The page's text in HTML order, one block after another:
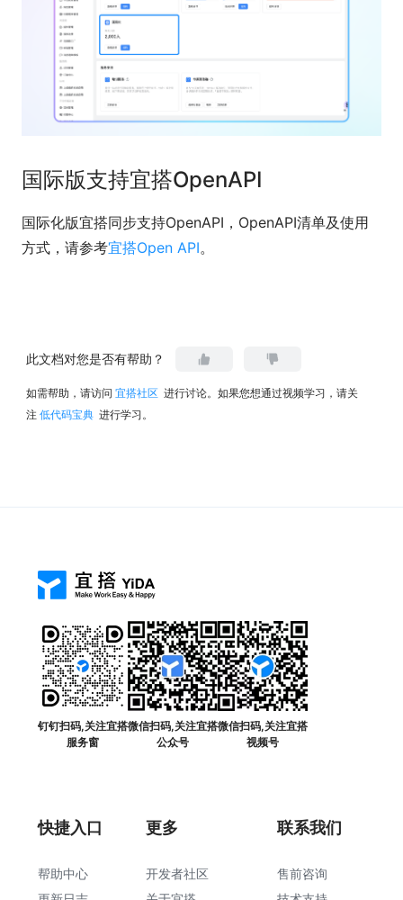
国际版支持宜搭OpenAPI
国际化版宜搭同步支持OpenAPI，OpenAPI清单及使用
方式，请参考宜搭Open API。
此文档对您是否有帮助？
如需帮助，请访问 宜搭社区 进行讨论。如果您想通过视频学习，请关
注 低代码宝典 进行学习。
钉钉扫码,关注宜搭
服务窗
微信扫码,关注宜搭
公众号
微信扫码,关注宜搭
视频号
快捷入口
帮助中心
更多
开发者社区
联系我们
售前咨询